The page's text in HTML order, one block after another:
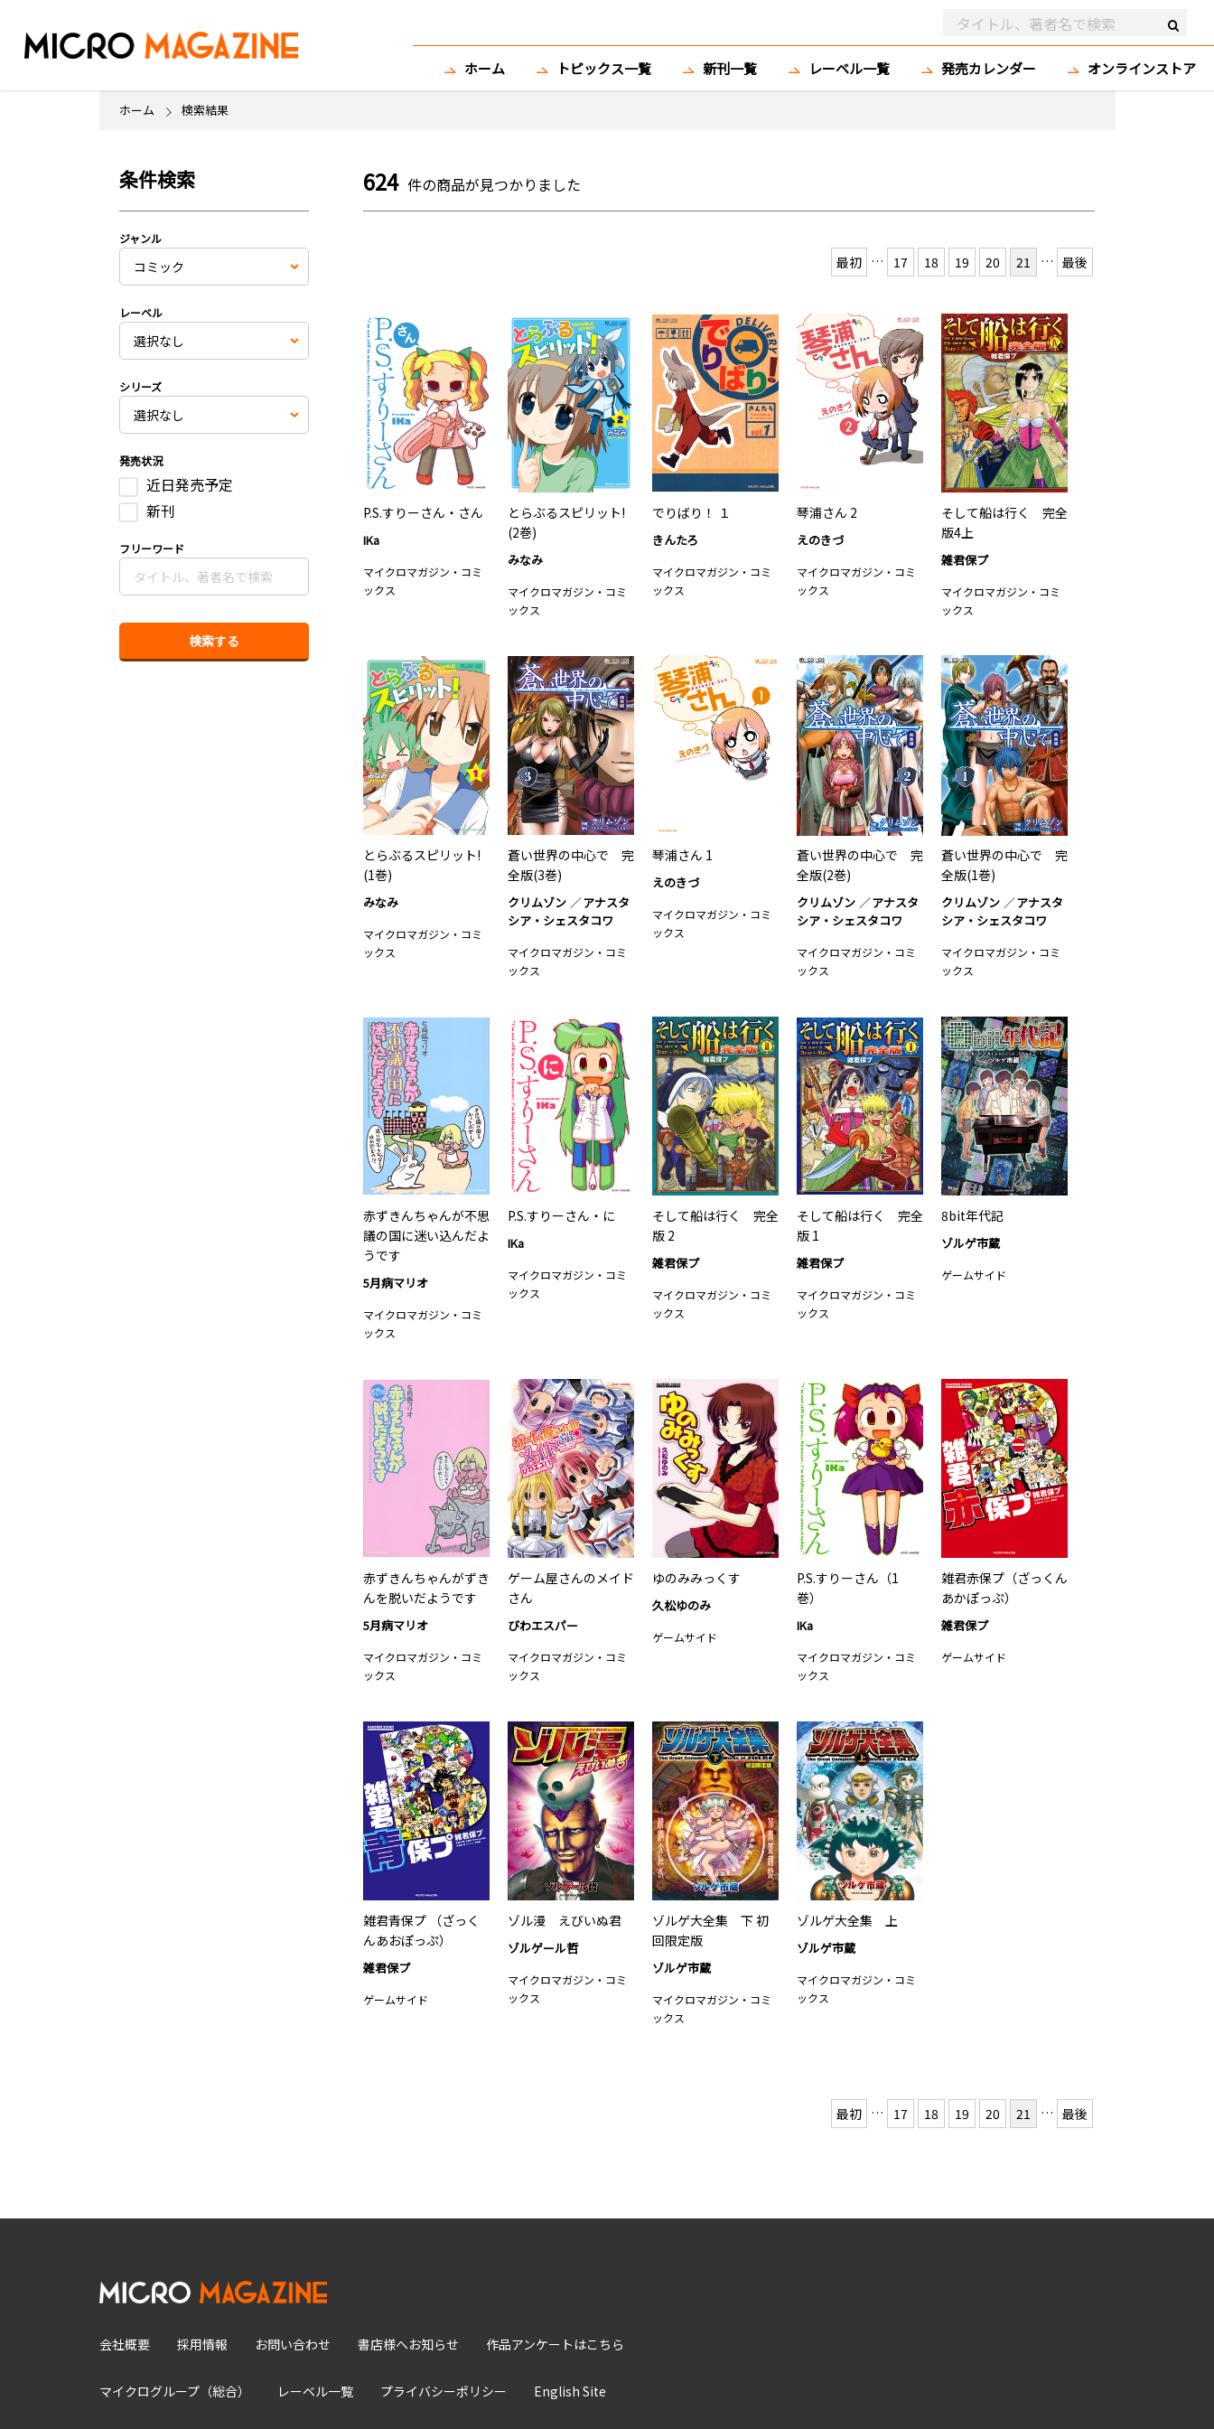
ホーム トピックス一覧 新刊一覧 レーベル一覧 発売カレンダー オンラインストア
ホーム 検索結果
条件検索
ジャンル
レーベル
シリーズ
発売状況
近日発売予定
新刊
フリーワード
624 件の商品が見つかりました
最初 … 17 18 19 20 21 … 最後
P.S.すりーさん・さん
IKa
マイクロマガジン・コミ
ックス
とらぶるスピリット!
(2巻)
みなみ
マイクロマガジン・コミ
ックス
でりばり！ １
きんたろ
マイクロマガジン・コミ
ックス
琴浦さん 2
えのきづ
マイクロマガジン・コミ
ックス
そして船は行く 完全
版4上
雑君保プ
マイクロマガジン・コミ
ックス
とらぶるスピリット!
(1巻)
みなみ
マイクロマガジン・コミ
ックス
蒼い世界の中心で 完
全版(3巻)
クリムゾン
アナスタ
シア・シェスタコワ
マイクロマガジン・コミ
ックス
琴浦さん 1
えのきづ
マイクロマガジン・コミ
ックス
蒼い世界の中心で 完
全版(2巻)
クリムゾン
アナスタ
シア・シェスタコワ
マイクロマガジン・コミ
ックス
蒼い世界の中心で 完
全版(1巻)
クリムゾン
アナスタ
シア・シェスタコワ
マイクロマガジン・コミ
ックス
赤ずきんちゃんが不思
議の国に迷い込んだよ
うです
5月病マリオ
マイクロマガジン・コミ
ックス
P.S.すりーさん・に
IKa
マイクロマガジン・コミ
ックス
そして船は行く 完全
版 2
雑君保プ
マイクロマガジン・コミ
ックス
そして船は行く 完全
版 1
雑君保プ
マイクロマガジン・コミ
ックス
8bit年代記
ゾルゲ市蔵
ゲームサイド
赤ずきんちゃんがずき
んを脱いだようです
5月病マリオ
マイクロマガジン・コミ
ックス
ゲーム屋さんのメイド
さん
びわエスパー
マイクロマガジン・コミ
ックス
ゆのみみっくす
久松ゆのみ
ゲームサイド
P.S.すりーさん（1
巻）
IKa
マイクロマガジン・コミ
ックス
雑君赤保プ（ざっくん
あかぽっぷ）
雑君保プ
ゲームサイド
雑君青保プ （ざっく
んあおぽっぷ）
雑君保プ
ゲームサイド
ゾル漫 えびいぬ君
ゾルゲール哲
マイクロマガジン・コミ
ックス
ゾルゲ大全集 下 初
回限定版
ゾルゲ市蔵
マイクロマガジン・コミ
ックス
ゾルゲ大全集 上
ゾルゲ市蔵
マイクロマガジン・コミ
ックス
最初 … 17 18 19 20 21 … 最後
会社概要 採用情報 お問い合わせ 書店様へお知らせ 作品アンケートはこちら
マイクログループ（総合） レーベル一覧 プライバシーポリシー English Site